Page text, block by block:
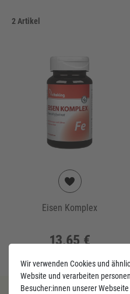
2 Artikel
Eisen Komplex
13,65 €
Wir verwenden Cookies und
Website und verarbeiten
Besucher:innen unserer